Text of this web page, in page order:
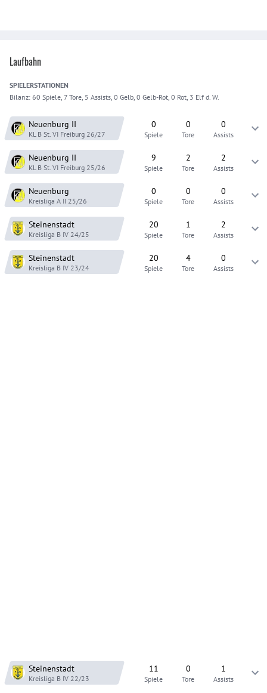
Laufbahn
SPIELERSTATIONEN
Bilanz: 60 Spiele, 7 Tore, 5 Assists, 0 Gelb, 0 Gelb-Rot, 0 Rot, 3 Elf d. W.
Neuenburg II
KL B St. VI Freiburg 26/27
0
Spiele
0
Tore
0
Assists
Neuenburg II
KL B St. VI Freiburg 25/26
9
Spiele
2
Tore
2
Assists
Neuenburg
Kreisliga A II 25/26
0
Spiele
0
Tore
0
Assists
Steinenstadt
Kreisliga B IV 24/25
20
Spiele
1
Tore
2
Assists
Steinenstadt
Kreisliga B IV 23/24
20
Spiele
4
Tore
0
Assists
Steinenstadt
Kreisliga B IV 22/23
11
Spiele
0
Tore
1
Assists